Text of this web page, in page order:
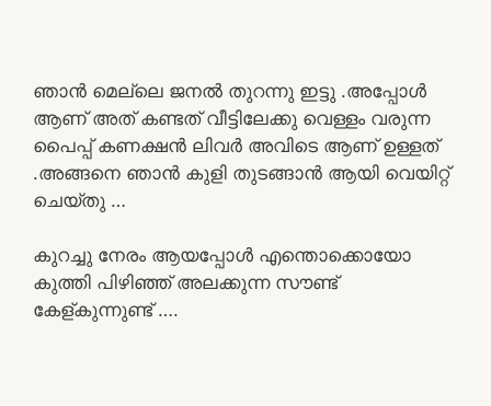
ഞാൻ മെല്ലെ ജനൽ തുറന്നു ഇട്ടു .അപ്പോൾ
ആണ് അത് കണ്ടത് വീട്ടിലേക്കു വെള്ളം വരുന്ന
പൈപ്പ് കണക്ഷൻ ലിവർ അവിടെ ആണ് ഉള്ളത്
.അങ്ങനെ ഞാൻ കുളി തുടങ്ങാൻ ആയി വെയിറ്റ്
ചെയ്തു …
കുറച്ചു നേരം ആയപ്പോൾ എന്തൊക്കൊയോ
കുത്തി പിഴിഞ്ഞ് അലക്കുന്ന സൗണ്ട്
കേള്കുന്നുണ്ട് ….